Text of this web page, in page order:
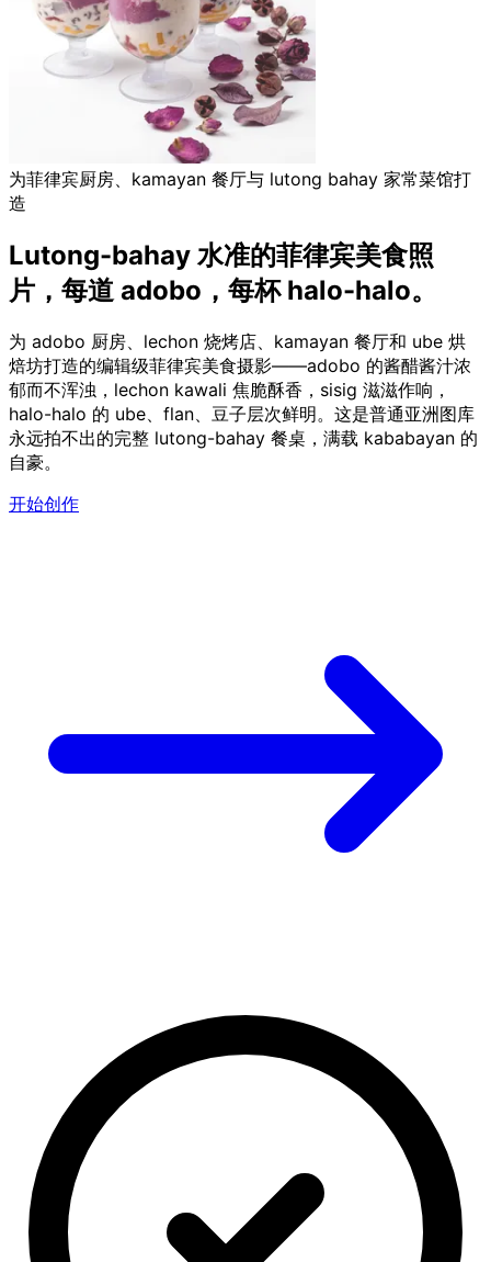
为菲律宾厨房、kamayan 餐厅与 lutong bahay 家常菜馆打
造
Lutong-bahay 水准的菲律宾美食照
片， 每道 adobo，每杯 halo-halo。
为 adobo 厨房、lechon 烧烤店、kamayan 餐厅和 ube 烘
焙坊打造的编辑级菲律宾美食摄影——adobo 的酱醋酱汁浓
郁而不浑浊，lechon kawali 焦脆酥香，sisig 滋滋作响，
halo-halo 的 ube、flan、豆子层次鲜明。这是普通亚洲图库
永远拍不出的完整 lutong-bahay 餐桌，满载 kababayan 的
自豪。
开始创作